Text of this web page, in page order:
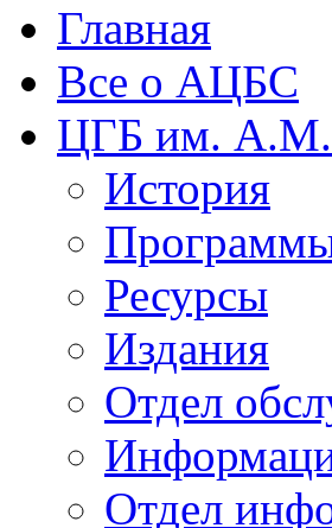
Главная
Все о АЦБС
ЦГБ им. А.М.
История
Ресурсы
Издания
Отдел
Отдел